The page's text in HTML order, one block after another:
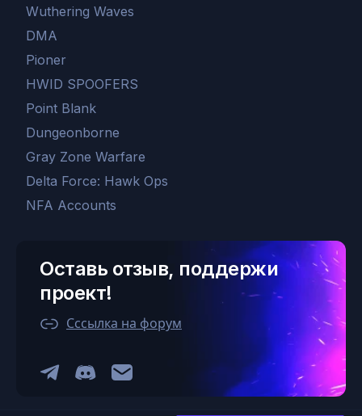
Wuthering Waves
DMA
Pioner
HWID SPOOFERS
Point Blank
Dungeonborne
Gray Zone Warfare
Delta Force: Hawk Ops
NFA Accounts
Оставь отзыв, поддержи
проект!
Сссылка на форум